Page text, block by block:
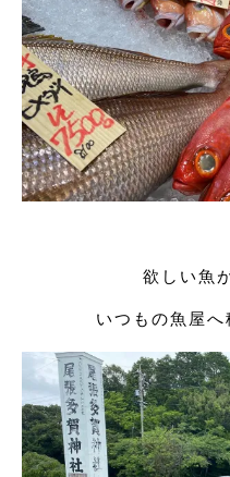
欲しい魚
いつもの魚屋へ